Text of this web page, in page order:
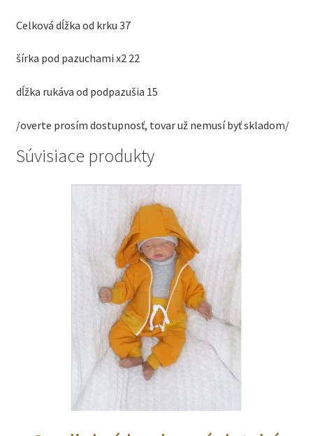
Celková dĺžka od krku 37
šírka pod pazuchami x2 22
dĺžka rukáva od podpazušia 15
/overte prosím dostupnosť, tovar už nemusí byť skladom/
Súvisiace produkty